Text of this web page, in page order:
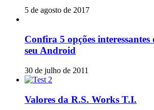
5 de agosto de 2017
Confira 5 opções
seu Android
30 de julho de 2011
Valores da R.S. Works T.I.